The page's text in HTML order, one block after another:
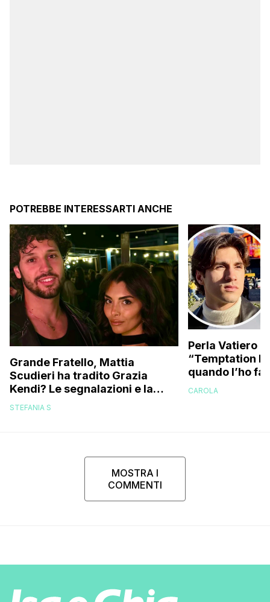
POTREBBE INTERESSARTI ANCHE
Grande Fratello, Mattia
Scudieri ha tradito Grazia
Kendi? Le segnalazioni e la
replica dell’ex gieffina
STEFANIA S
Perla Vatiero
“Temptation
quando l’ho
a guardarlo
CAROLA
MOSTRA I
COMMENTI